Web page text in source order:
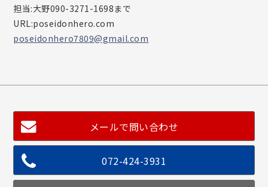
担当:大野090-3271-1698まで
URL:poseidonhero.com
poseidonhero7809@gmail.com
メールで問い合わせ
072-424-3931